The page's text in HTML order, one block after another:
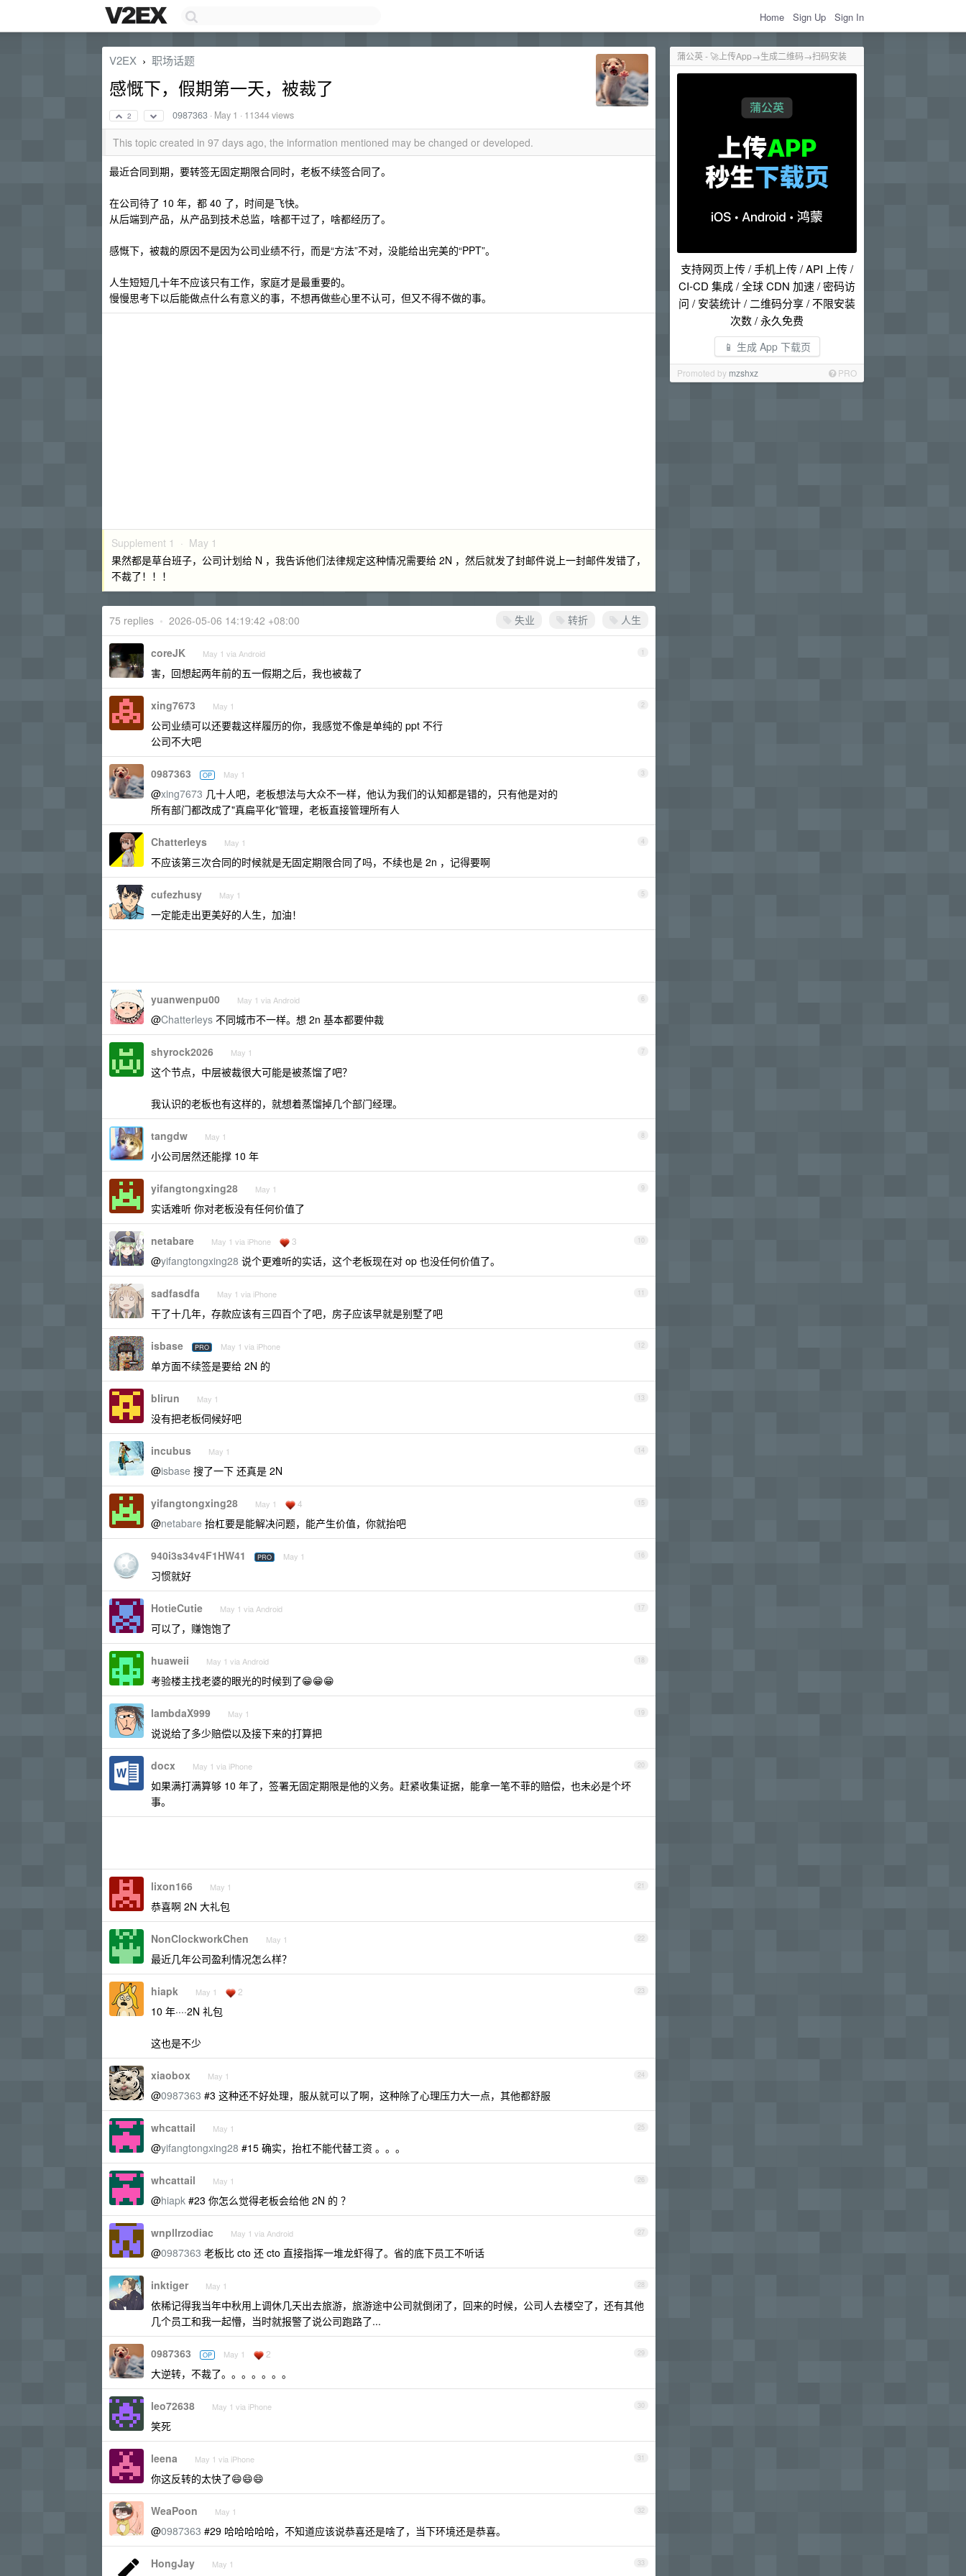
Home Sign Up Sign In
蒲公英 - 🚀上传App→生成二维码→扫码安装
支持网页上传 / 手机上传 / API 上传 /
CI-CD 集成 / 全球 CDN 加速 / 密码访
问 / 安装统计 / 二维码分享 / 不限安装
次数 / 永久免费
📱 生成 App 下载页
Promoted by mzshxz PRO
V2EX › 职场话题
感慨下，假期第一天，被裁了
2 0987363 · May 1 · 11344 views
This topic created in 97 days ago, the information mentioned may be changed or developed.
最近合同到期，要转签无固定期限合同时，老板不续签合同了。
在公司待了 10 年，都 40 了，时间是飞快。
从后端到产品，从产品到技术总监，啥都干过了，啥都经历了。
感慨下，被裁的原因不是因为公司业绩不行，而是“方法”不对，没能给出完美的“PPT”。
人生短短几十年不应该只有工作，家庭才是最重要的。
慢慢思考下以后能做点什么有意义的事，不想再做些心里不认可，但又不得不做的事。
Supplement 1 · May 1
果然都是草台班子，公司计划给 N ，我告诉他们法律规定这种情况需要给 2N ，然后就发了封邮件说上一封邮件发错了，
不裁了！！！
失业 转折 人生
75 replies • 2026-05-06 14:19:42 +08:00
1
coreJK May 1 via Android
害，回想起两年前的五一假期之后，我也被裁了
2
xing7673 May 1
公司业绩可以还要裁这样履历的你，我感觉不像是单纯的 ppt 不行
公司不大吧
3
0987363 OP May 1
@xing7673 几十人吧，老板想法与大众不一样，他认为我们的认知都是错的，只有他是对的
所有部门都改成了"真扁平化"管理，老板直接管理所有人
4
Chatterleys May 1
不应该第三次合同的时候就是无固定期限合同了吗，不续也是 2n ，记得要啊
5
cufezhusy May 1
一定能走出更美好的人生，加油！
6
yuanwenpu00 May 1 via Android
@Chatterleys 不同城市不一样。想 2n 基本都要仲裁
7
shyrock2026 May 1
这个节点，中层被裁很大可能是被蒸馏了吧？
我认识的老板也有这样的，就想着蒸馏掉几个部门经理。
8
tangdw May 1
小公司居然还能撑 10 年
9
yifangtongxing28 May 1
实话难听 你对老板没有任何价值了
10
netabare May 1 via iPhone 3
@yifangtongxing28 说个更难听的实话，这个老板现在对 op 也没任何价值了。
11
sadfasdfa May 1 via iPhone
干了十几年，存款应该有三四百个了吧，房子应该早就是别墅了吧
12
isbase PRO May 1 via iPhone
单方面不续签是要给 2N 的
13
blirun May 1
没有把老板伺候好吧
14
incubus May 1
@isbase 搜了一下 还真是 2N
15
yifangtongxing28 May 1 4
@netabare 抬杠要是能解决问题，能产生价值，你就抬吧
16
940i3s34v4F1HW41 PRO May 1
习惯就好
17
HotieCutie May 1 via Android
可以了，赚饱饱了
18
huaweii May 1 via Android
考验楼主找老婆的眼光的时候到了😁😁😁
19
lambdaX999 May 1
说说给了多少赔偿以及接下来的打算把
20
docx May 1 via iPhone
如果满打满算够 10 年了，签署无固定期限是他的义务。赶紧收集证据，能拿一笔不菲的赔偿，也未必是个坏
事。
21
lixon166 May 1
恭喜啊 2N 大礼包
22
NonClockworkChen May 1
最近几年公司盈利情况怎么样？
23
hiapk May 1 2
10 年····2N 礼包
这也是不少
24
xiaobox May 1
@0987363 #3 这种还不好处理，服从就可以了啊，这种除了心理压力大一点，其他都舒服
25
whcattail May 1
@yifangtongxing28 #15 确实，抬杠不能代替工资 。。。
26
whcattail May 1
@hiapk #23 你怎么觉得老板会给他 2N 的 ？
27
wnpllrzodiac May 1 via Android
@0987363 老板比 cto 还 cto 直接指挥一堆龙虾得了。省的底下员工不听话
28
inktiger May 1
依稀记得我当年中秋用上调休几天出去旅游，旅游途中公司就倒闭了，回来的时候，公司人去楼空了，还有其他
几个员工和我一起懵，当时就报警了说公司跑路了...
29
0987363 OP May 1 2
大逆转，不裁了。。。。。。。
30
leo72638 May 1 via iPhone
笑死
31
leena May 1 via iPhone
你这反转的太快了😄😄😄
32
WeaPoon May 1
@0987363 #29 哈哈哈哈哈，不知道应该说恭喜还是啥了，当下环境还是恭喜。
33
HongJay May 1